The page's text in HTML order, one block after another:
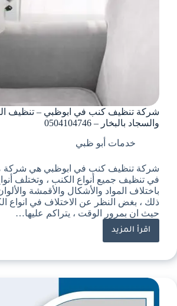
شركة تنظيف كنب في ابوظبي – تنظيف
والسجاد بالبخار – 0504104746
خدمات أبو ظبي
شركة تنظيف كنب في ابوظبي هي
في تنظيف جميع أنواع الكنب ، وتختلف
باختلاف المواد والأشكال والأقمشة
ذلك ، بغض النظر عن الاختلاف في انواع
حيث ان بمرور الوقت ، يتراكم عليها…
اقرأ المزيد